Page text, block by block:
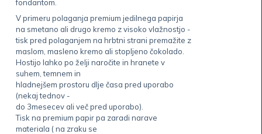
fondantom.
V primeru polaganja premium jedilnega papirja
na smetano ali drugo kremo z visoko vlažnostjo -
tisk pred polaganjem na hrbtni strani premažite z
maslom, masleno kremo ali stopljeno čokolado.
Hostijo lahko po želji naročite in hranete v
suhem, temnem in
hladnejšem prostoru dlje časa pred uporabo
(nekaj tednov -
do 3mesecev ali več pred uporabo).
Tisk na premium papir pa zaradi narave
materiala ( na zraku se